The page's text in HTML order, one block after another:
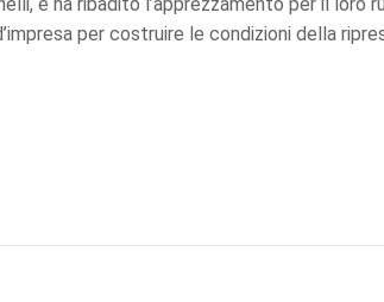
per costruire le condizioni della